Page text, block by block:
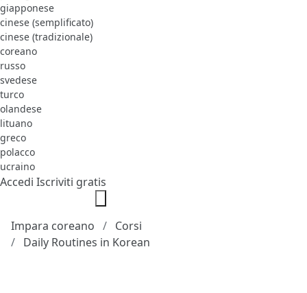
giapponese
cinese (semplificato)
cinese (tradizionale)
coreano
russo
svedese
turco
olandese
lituano
greco
polacco
ucraino
Accedi Iscriviti gratis
Impara coreano
Corsi
Daily Routines in Korean